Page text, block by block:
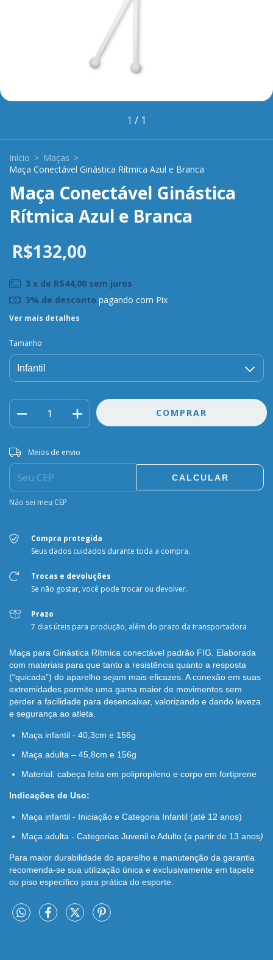
1 / 1
Início > Maças >
Maça Conectável Ginástica Rítmica Azul e Branca
Maça Conectável Ginástica
Rítmica Azul e Branca
R$132,00
3 x de R$44,00 sem juros
3% de desconto pagando com Pix
Ver mais detalhes
Tamanho
Entregas para o CEP:
Meios de envio
CALCULAR
Não sei meu CEP
Compra protegida
Seus dados cuidados durante toda a compra.
Trocas e devoluções
Se não gostar, você pode trocar ou devolver.
Prazo
7 dias úteis para produção, além do prazo da transportadora
Maça para Ginástica Rítmica conectável padrão FIG. Elaborada
com materiais para que tanto a resistência quanto a resposta
(“quicada”) do aparelho sejam mais eficazes. A conexão em suas
extremidades permite uma gama maior de movimentos sem
perder a facilidade para desencaixar, valorizando e dando leveza
e segurança ao atleta.
Maça infantil - 40,3cm e 156g
Maça adulta – 45,8cm e 156g
Material: cabeça feita em polipropileno e corpo em fortiprene
Indicações de Uso:
Maça infantil - Iniciação e Categoria Infantil (até 12 anos)
Maça adulta - Categorias Juvenil e Adulto (a partir de 13 anos)
Para maior durabilidade do aparelho e manutenção da garantia
recomenda-se sua utilização única e exclusivamente em tapete
ou piso específico para prática do esporte.